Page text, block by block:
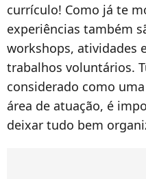
currículo! Como já te
experiências também
workshops, atividades
trabalhos voluntários.
considerado como
área de atuação, é
deixar tudo bem